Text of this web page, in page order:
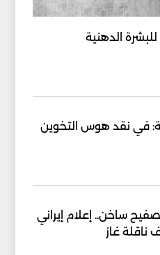
الدهنية
في نقد هوس التخوين
ساخن.. إعلام إيراني
ناقلة غاز